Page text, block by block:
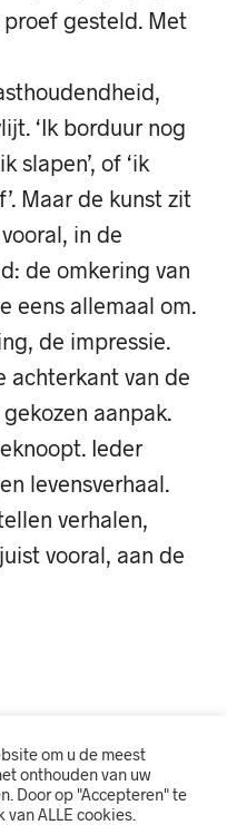
gesteld. Met
‘Ik borduur nog
slapen’, of ‘ik
Maar de kunst zit
in de
de omkering van
eens allemaal om.
de impressie.
achterkant van de
aanpak.
Ieder
levensverhaal.
verhalen,
vooral, aan de
om u de meest
onthouden van uw
Door op "Accepteren" te
ALLE cookies.